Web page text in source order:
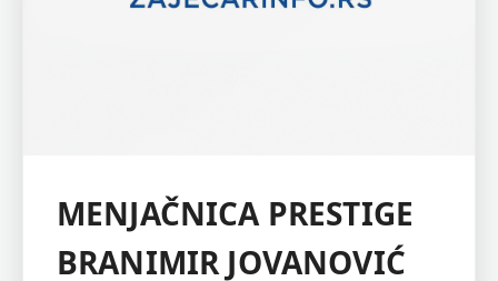
MENJAČNICA PRESTIGE
BRANIMIR JOVANOVIĆ